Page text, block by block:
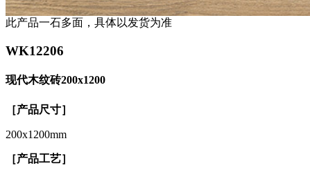
此产品一石多面，具体以发货为准
WK12206
现代木纹砖200x1200
［产品尺寸］
200x1200mm
［产品工艺］